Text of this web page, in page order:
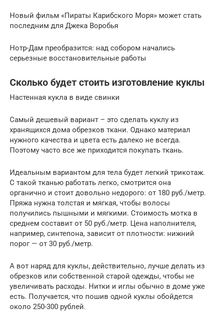
Новый фильм «Пираты Карибского Моря» может стать
последним для Джека Воробья
Нотр-Дам преобразится: над собором начались
серьезные восстановительные работы
Сколько будет стоить изготовление куклы
Настенная кукла в виде свинки
Самый дешевый вариант – это сделать куклу из
хранящихся дома обрезков ткани. Однако материал
нужного качества и цвета есть далеко не всегда.
Поэтому часто все же приходится покупать ткань.
Идеальным вариантом для тела будет легкий трикотаж.
С такой тканью работать легко, смотрится она
органично и стоит довольно недорого: от 180 руб./метр.
Пряжа нужна толстая и мягкая, чтобы волосы
получились пышными и мягкими. Стоимость мотка в
среднем составит от 50 руб./метр. Цена наполнителя,
например, синтепона, зависит от плотности: нижний
порог — от 30 руб./метр.
А вот наряд для куклы, действительно, лучше делать из
обрезков или собственной старой одежды, чтобы не
увеличивать расходы. Нитки и иглы обычно в доме уже
есть. Получается, что пошив одной куклы обойдется
около 250-300 рублей.